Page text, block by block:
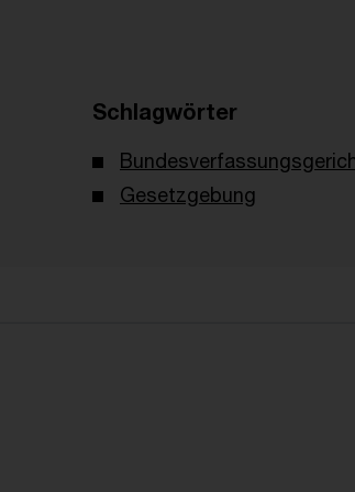
Schlagwörter
Gesetzgebung